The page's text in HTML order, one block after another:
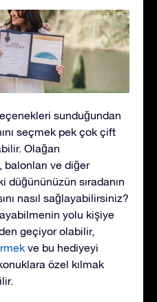
sunduğundan
seçmek pek çok çift
Olağan
balonları ve diğer
düğününüzün sıradanın
nasıl sağlayabilirsiniz?
yolu kişiye
geçiyor olabilir,
ve bu hediyeyi
özel kılmak